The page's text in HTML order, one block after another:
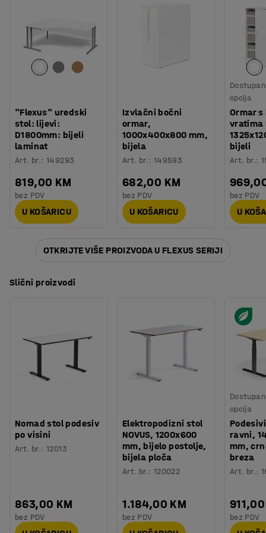
"Flexus" uredski
stol: lijevi:
D1800mm: bijeli
laminat
Art. br.:149293
819,00 KM
bez PDV
U KOŠARICU
Izvlačni bočni
ormar,
1000x400x800 mm,
bijela
Art. br.: 149593
682,00 KM
bez PDV
U KOŠARICU
opcija
Ormar
vratima
bijeli
Art. br.:
bez PDV
U
OTKRIJTE VIŠE PROIZVODA U FLEXUS SERIJI
Slični proizvodi
Nomad stol podesiv
po visini
Art. br.:12013
863,00 KM
bez PDV
Elektropodizni stol
NOVUS, 1200x600
mm, bijelo postolje,
bijela ploča
Art. br.: 120022
1.184,00 KM
bez PDV
opcija
ravni,
mm,
breza
Art. br.:
bez PDV